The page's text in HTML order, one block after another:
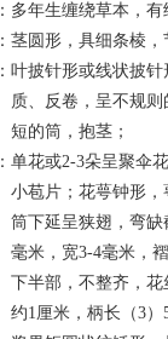
： 多年生缠绕草本，有
： 茎圆形，具细条棱，
： 叶披针形或线状披
质、反卷，呈不规
短的筒，抱茎；
： 单花或2-3朵呈聚伞
小苞片；花萼钟形
筒下延呈狭翅，弯
毫米，宽3-4毫米，
下半部，不整齐，
约1厘米，柄长（3